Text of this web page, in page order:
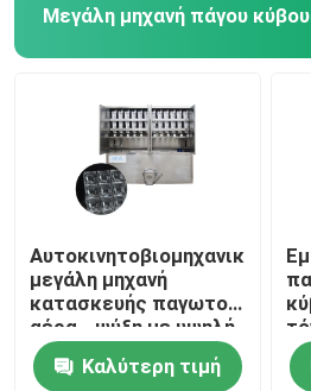
Προϊόντα
Εμφάνιση VR
Μεγάλη μηχανή πάγου
Αυτοκινητοβιομηχανική
μεγάλη μηχανή
κατασκευής παγωτού
αέρα - ψύξη με υψηλή
απόδοση
Καλύτερη τιμή